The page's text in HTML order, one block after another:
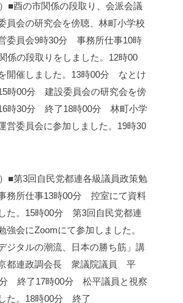
■酉の市関係の段取り、会派会議
員会の研究会を傍聴、林町小学校
委員会9時30分 事務所仕事10時
の段取りをしました。 12時00
催しました。 13時00分 なとけ
時00分 建設委員会の研究会を傍
時30分 終了18時00分 林町小学
営委員会に参加しました。 19時30
■第3回自民党都連各級議員政策勉
務所仕事13時00分 控室にて資料
た。 15時00分 第3回自民党都連
強会にZoomにて参加しました。
ジタルの潮流、日本の勝ち筋」 講
都連政調会長 衆議院議員 平
終了17時00分 松平議員と視察
た。 18時00分 終了